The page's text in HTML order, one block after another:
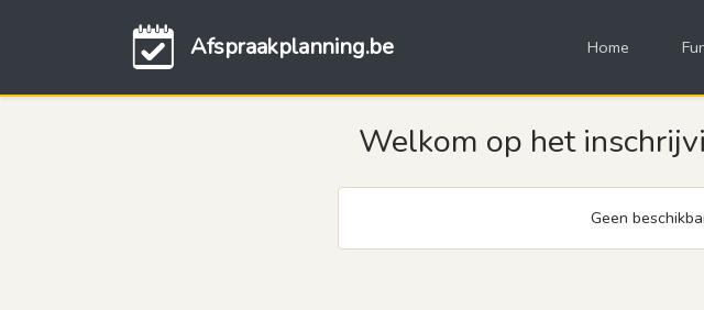
Afspraakplanning.be Home
Welkom op het
Geen